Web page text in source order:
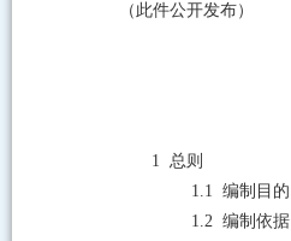
（此件公开发布）
1 总则
1.1 编制目的
1.2 编制依据